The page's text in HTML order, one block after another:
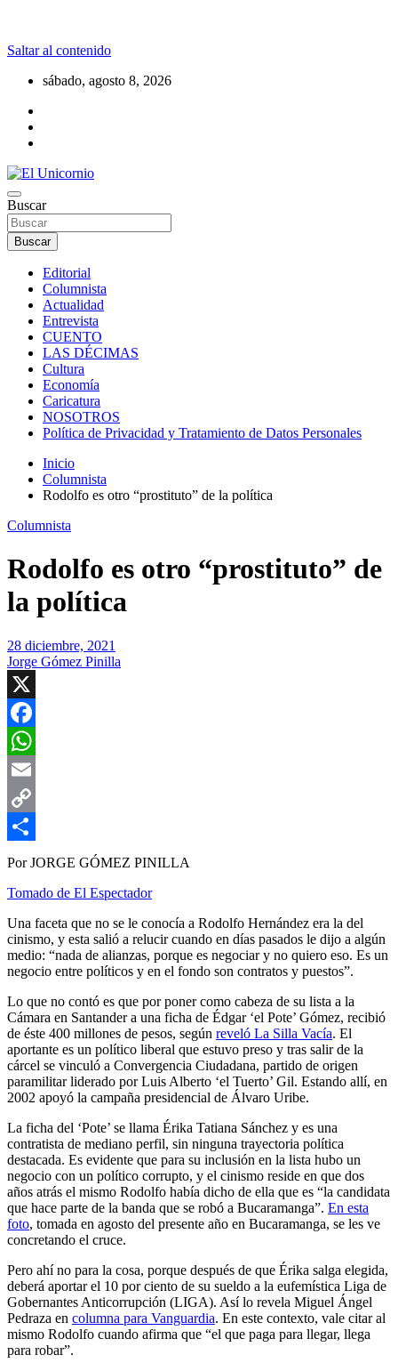
Saltar al contenido
sábado, agosto 8, 2026
El Unicornio
La realidad supera la fantasía
Buscar
Buscar
Editorial
Columnista
Actualidad
Entrevista
CUENTO
LAS DÉCIMAS
Cultura
Economía
Caricatura
NOSOTROS
Política de Privacidad y Tratamiento de Datos Personales
Inicio
Columnista
Rodolfo es otro “prostituto” de la política
Columnista
Rodolfo es otro “prostituto” de
la política
28 diciembre, 2021
Jorge Gómez Pinilla
X
Facebook
WhatsApp
Email
Copy
Link
Compartir
Por JORGE GÓMEZ PINILLA
Tomado de El Espectador
Una faceta que no se le conocía a Rodolfo Hernández era la del
cinismo, y esta salió a relucir cuando en días pasados le dijo a algún
medio: “nada de alianzas, porque es negociar y no quiero eso. Es un
negocio entre políticos y en el fondo son contratos y puestos”.
Lo que no contó es que por poner como cabeza de su lista a la
Cámara en Santander a una ficha de Édgar ‘el Pote’ Gómez, recibió
de éste 400 millones de pesos, según reveló La Silla Vacía. El
aportante es un político liberal que estuvo preso y tras salir de la
cárcel se vinculó a Convergencia Ciudadana, partido de origen
paramilitar liderado por Luis Alberto ‘el Tuerto’ Gil. Estando allí, en
2002 apoyó la campaña presidencial de Álvaro Uribe.
La ficha del ‘Pote’ se llama Érika Tatiana Sánchez y es una
contratista de mediano perfil, sin ninguna trayectoria política
destacada. Es evidente que para su inclusión en la lista hubo un
negocio con un político corrupto, y el cinismo reside en que dos
años atrás el mismo Rodolfo había dicho de ella que es “la candidata
que hace parte de la banda que se robó a Bucaramanga”. En esta
foto, tomada en agosto del presente año en Bucaramanga, se les ve
concretando el cruce.
Pero ahí no para la cosa, porque después de que Érika salga elegida,
deberá aportar el 10 por ciento de su sueldo a la eufemística Liga de
Gobernantes Anticorrupción (LIGA). Así lo revela Miguel Ángel
Pedraza en columna para Vanguardia. En este contexto, vale citar al
mismo Rodolfo cuando afirma que “el que paga para llegar, llega
para robar”.